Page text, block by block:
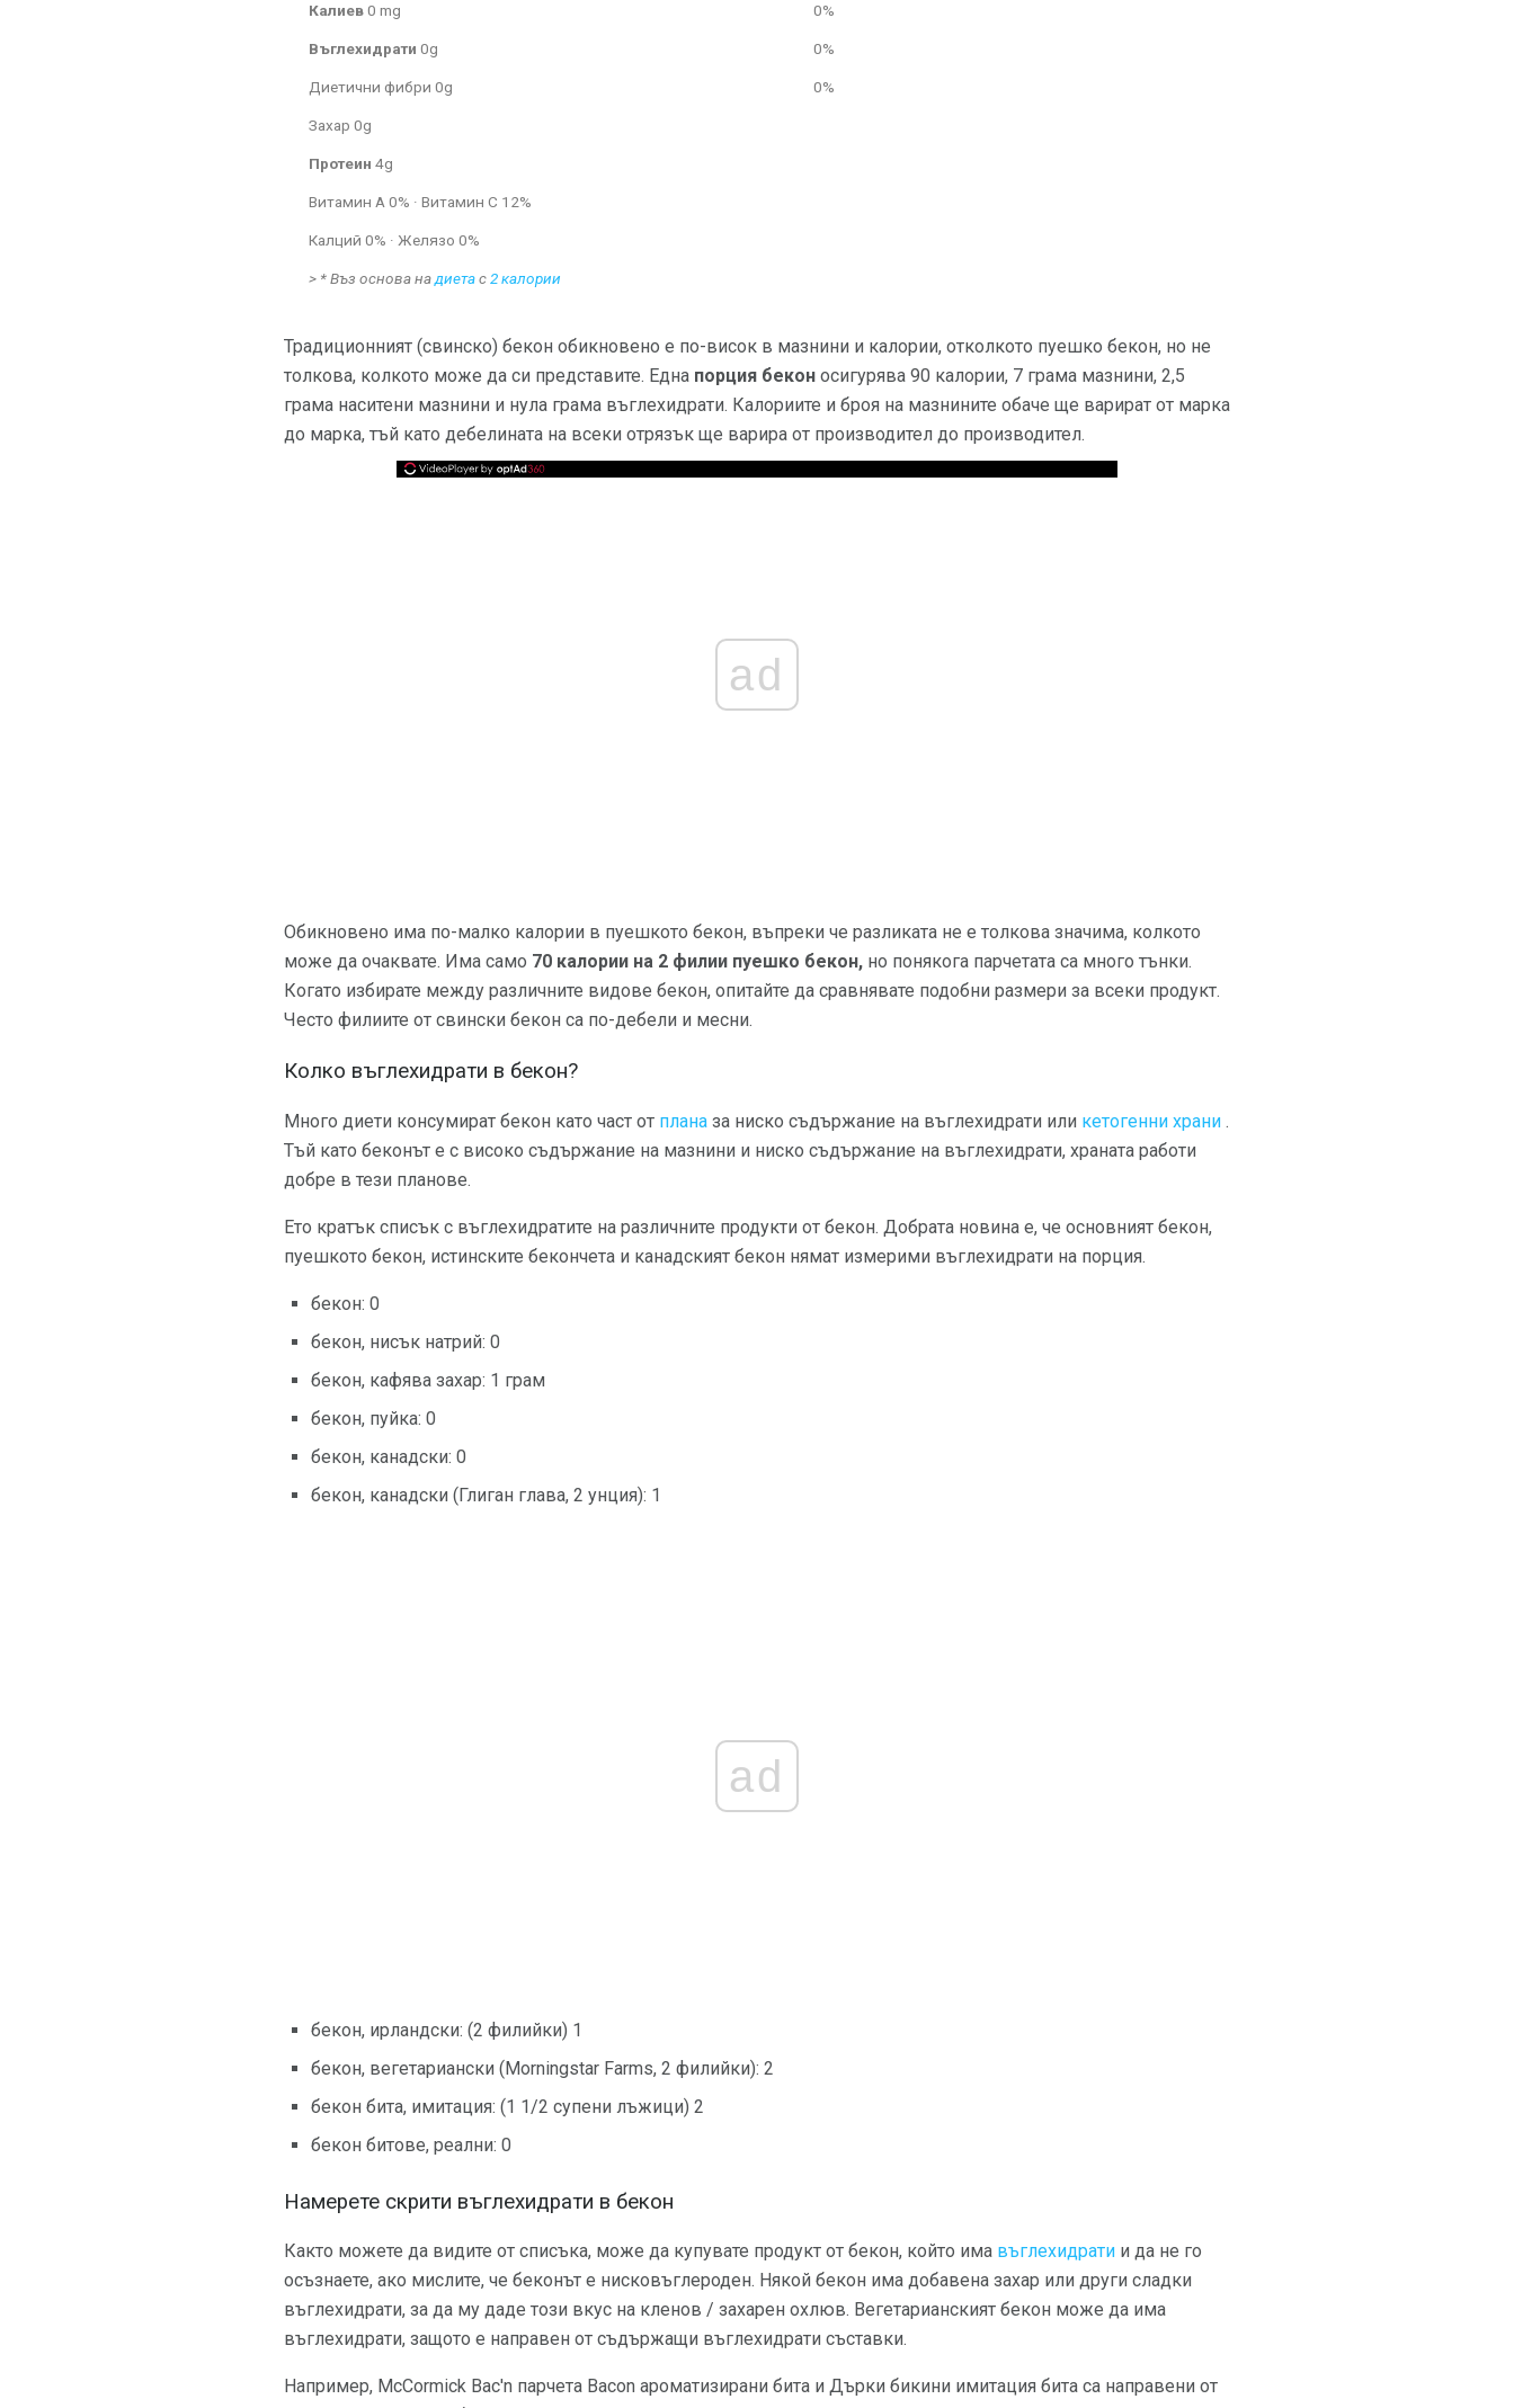
Калиев0 mg 0%
Въглехидрати 0g 0%
Диетични фибри 0g 0%
Захар 0g
Протеин 4g
Витамин А 0% · Витамин С 12%
Калций 0% · Желязо 0%
> * Въз основа надиетас2 калории
Традиционният (свинско) бекон обикновено е по-висок в мазнини и калории, отколкото пуешко бекон, но не
толкова, колкото може да си представите. Една порция бекон осигурява 90 калории, 7 грама мазнини, 2,5
грама наситени мазнини и нула грама въглехидрати. Калориите и броя на мазнините обаче ще варират от марка
до марка, тъй като дебелината на всеки отрязък ще варира от производител до производител.
ad
Обикновено има по-малко калории в пуешкото бекон, въпреки че разликата не е толкова значима, колкото
може да очаквате. Има само 70 калории на 2 филии пуешко бекон, но понякога парчетата са много тънки.
Когато избирате между различните видове бекон, опитайте да сравнявате подобни размери за всеки продукт.
Често филиите от свински бекон са по-дебели и месни.
Колко въглехидрати в бекон?
Много диети консумират бекон като част от плана за ниско съдържание на въглехидрати или кетогенни храни .
Тъй като беконът е с високо съдържание на мазнини и ниско съдържание на въглехидрати, храната работи
добре в тези планове.
Ето кратък списък с въглехидратите на различните продукти от бекон. Добрата новина е, че основният бекон,
пуешкото бекон, истинските бекончета и канадският бекон нямат измерими въглехидрати на порция.
бекон: 0
бекон, нисък натрий: 0
бекон, кафява захар: 1 грам
бекон, пуйка: 0
бекон, канадски: 0
бекон, канадски (Глиган глава, 2 унция): 1
ad
бекон, ирландски: (2 филийки) 1
бекон, вегетариански (Morningstar Farms, 2 филийки): 2
бекон бита, имитация: (1 1/2 супени лъжици) 2
бекон битове, реални: 0
Намерете скрити въглехидрати в бекон
Както можете да видите от списъка, може да купувате продукт от бекон, който има въглехидрати и да не го
осъзнаете, ако мислите, че беконът е нисковъглероден. Някой бекон има добавена захар или други сладки
въглехидрати, за да му даде този вкус на кленов / захарен охлюв. Вегетарианският бекон може да има
въглехидрати, защото е направен от съдържащи въглехидрати съставки.
Например, McCormick Bac'n парчета Bacon ароматизирани бита и Дърки бикини имитация бита са направени от